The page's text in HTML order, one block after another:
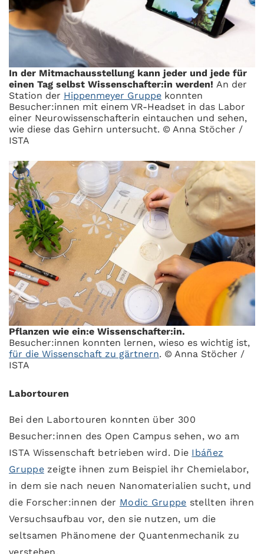
In der Mitmachausstellung kann jeder und jede für
einen Tag selbst Wissenschafter:in werden! An der
Station der Hippenmeyer Gruppe konnten
Besucher:innen mit einem VR-Headset in das Labor
einer Neurowissenschafterin eintauchen und sehen,
wie diese das Gehirn untersucht. © Anna Stöcher /
ISTA
Pflanzen wie ein:e Wissenschafter:in.
Besucher:innen konnten lernen, wieso es wichtig ist,
für die Wissenschaft zu gärtnern. © Anna Stöcher /
ISTA
Labortouren
Bei den Labortouren konnten über 300
Besucher:innen des Open Campus sehen, wo am
ISTA Wissenschaft betrieben wird. Die Ibáñez
Gruppezeigte ihnen zum Beispiel ihr Chemielabor,
in dem sie nach neuen Nanomaterialien sucht, und
die Forscher:innen der Modic Gruppe stellten ihren
Versuchsaufbau vor, den sie nutzen, um die
seltsamen Phänomene der Quantenmechanik zu